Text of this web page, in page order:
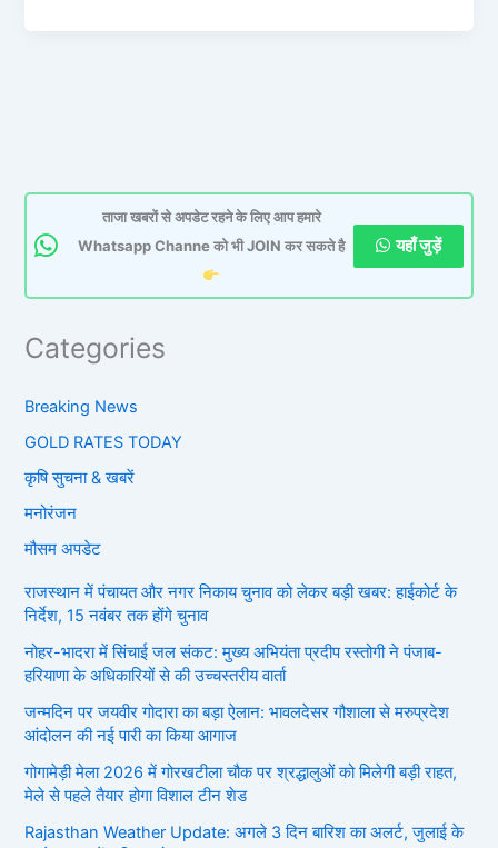
ताजा खबरों से अपडेट रहने के लिए आप हमारे
Whatsapp Channe को भी JOIN कर सकते है
यहाँ जुड़ें
Categories
Breaking News
GOLD RATES TODAY
कृषि सुचना & खबरें
मनोरंजन
मौसम अपडेट
राजस्थान में पंचायत और नगर निकाय चुनाव को लेकर बड़ी खबर: हाईकोर्ट के
निर्देश, 15 नवंबर तक होंगे चुनाव
नोहर-भादरा में सिंचाई जल संकट: मुख्य अभियंता प्रदीप रस्तोगी ने पंजाब-
हरियाणा के अधिकारियों से की उच्चस्तरीय वार्ता
जन्मदिन पर जयवीर गोदारा का बड़ा ऐलान: भावलदेसर गौशाला से मरुप्रदेश
आंदोलन की नई पारी का किया आगाज
गोगामेड़ी मेला 2026 में गोरखटीला चौक पर श्रद्धालुओं को मिलेगी बड़ी राहत,
मेले से पहले तैयार होगा विशाल टीन शेड
Rajasthan Weather Update: अगले 3 दिन बारिश का अलर्ट, जुलाई के